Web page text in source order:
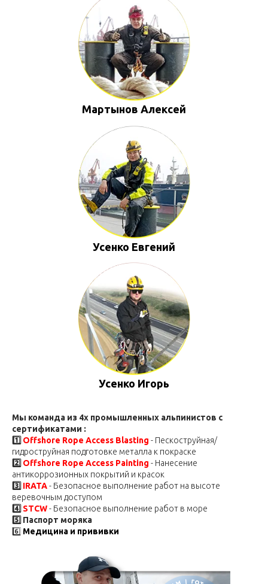
Мартынов Алексей
Усенко Евгений
Усенко Игорь
Мы команда из 4х промышленных альпинистов с
сертификатами :
1️⃣ Offshore Rope Access Blasting - Пескоструйная/
гидроструйная подготовке металла к покраске
2️⃣ Offshore Rope Access Painting - Нанесение
антикоррозионных покрытий и красок
3️⃣ IRATA- Безопасное выполнение работ на высоте
веревочным доступом
4️⃣ STCW- Безопасное выполнение работ в море
5️⃣ Паспорт моряка
6️⃣ Медицина и прививки